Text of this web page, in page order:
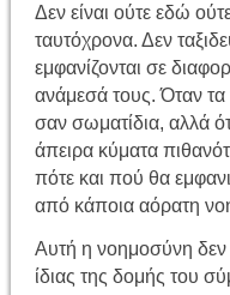
Δεν είναι ούτε εδώ
ταυτόχρονα. Δεν
εμφανίζονται σε
ανάμεσά τους. Όταν
σαν σωματίδια, αλλά
άπειρα κύματα
πότε και πού θα
από κάποια αόρατη
Αυτή η νοημοσύνη δεν
ίδιας της δομής του